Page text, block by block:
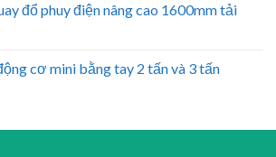
đổ phuy điện nâng cao 1600mm tải
cơ mini bằng tay 2 tấn và 3 tấn